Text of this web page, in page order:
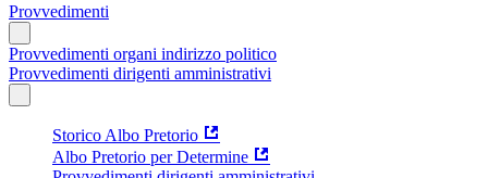
Provvedimenti
Provvedimenti organi indirizzo politico
Provvedimenti dirigenti amministrativi
Storico Albo Pretorio
Albo Pretorio per Determine